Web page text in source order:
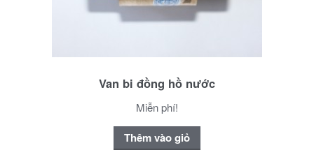
Van bi đồng hồ nước
Miễn phí!
Thêm vào giỏ